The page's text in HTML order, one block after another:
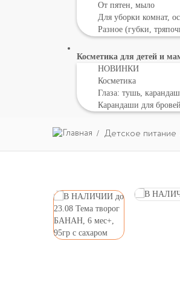
От пятен, мыло
Для уборки комнат,
Разное (губки,
Косметика для детей и
НОВИНКИ
Косметика
Глаза: тушь,
Карандаши для бровей
Детское питание